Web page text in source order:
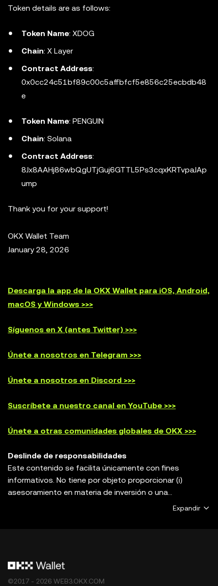
Token details are as follows:
Token Name: XDOG
Chain: X Layer
Contract Address:
0x0cc24c51bf89c00c5affbfcf5e856c25ecbdb48
e
Token Name: PENGUIN
Chain: Solana
Contract Address:
8Jx8AAHj86wbQgUTjGuj6GTTL5Ps3cqxKRTvpaJAp
ump
Thank you for your support!
OKX Wallet Team
January 28, 2026
Descarga la app de la OKX Wallet para iOS, Android,
macOS y Windows >>>
Síguenos en X (antes Twitter) >>>
Únete a nosotros en Telegram >>>
Únete a nosotros en Discord >>>
Suscríbete a nuestro canal en YouTube >>>
Únete a otras comunidades globales de OKX >>>
Deslinde de responsabilidades
Este contenido se facilita únicamente con fines
informativos. No tiene por objeto proporcionar (i)
asesoramiento en materia de inversión o una
recomendación de inversión; (ii) una oferta o solicitud de
alto grado de riesgo y pueden llegar a perder todo su
valor. Consulta a tu asesor jurídico, fiscal o de
Expandir
©2017 - 2026 WEB3.OKX.COM